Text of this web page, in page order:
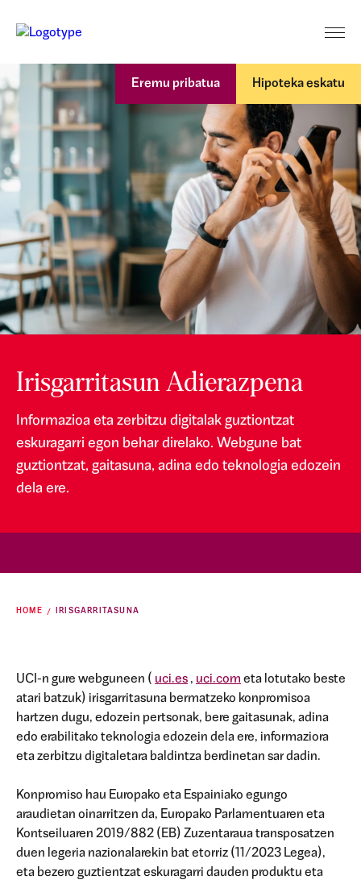
Eremu pribatua Hipoteka eskatu
Irisgarritasun Adierazpena
Informazioa eta zerbitzu digitalak guztiontzat
eskuragarri egon behar direlako. Webgune bat
guztiontzat, gaitasuna, adina edo teknologia edozein
dela ere.
HOME IRISGARRITASUNA
UCI-n gure webguneen ( uci.es , uci.com eta lotutako beste
atari batzuk) irisgarritasuna bermatzeko konpromisoa
hartzen dugu, edozein pertsonak, bere gaitasunak, adina
edo erabilitako teknologia edozein dela ere, informaziora
eta zerbitzu digitaletara baldintza berdinetan sar dadin.
Konpromiso hau Europako eta Espainiako egungo
araudietan oinarritzen da, Europako Parlamentuaren eta
Kontseiluaren 2019/882 (EB) Zuzentaraua transposatzen
duen legeria nazionalarekin bat etorriz (11/2023 Legea),
eta bezero guztientzat eskuragarri dauden produktu eta